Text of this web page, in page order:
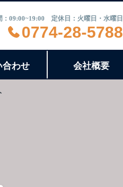
：09:00~19:00 定休日：火曜日・水曜日
0774-28-5788
合わせ 会社概要